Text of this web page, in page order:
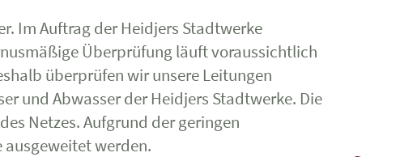
Im Auftrag der Heidjers Stadtwerke
Überprüfung läuft voraussichtlich
überprüfen wir unsere Leitungen
und Abwasser der Heidjers Stadtwerke. Die
Netzes. Aufgrund der geringen
ausgeweitet werden.